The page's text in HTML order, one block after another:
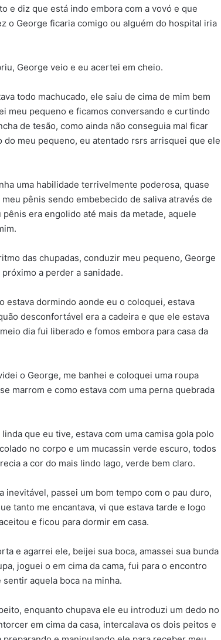
e diz que está indo embora com a vovó e que
o George ficaria comigo ou alguém do hospital iria
George veio e eu acertei em cheio.
todo machucado, ele saiu de cima de mim bem
meu pequeno e ficamos conversando e curtindo
de tesão, como ainda não conseguia mal ficar
do meu pequeno, eu atentado rsrs arrisquei que ele
uma habilidade terrivelmente poderosa, quase
pênis sendo embebecido de saliva através de
era engolido até mais da metade, aquele
das chupadas, conduzir meu pequeno, George
a perder a sanidade.
estava dormindo aonde eu o coloquei, estava
desconfortável era a cadeira e que ele estava
dia fui liberado e fomos embora para casa da
o George, me banhei e coloquei uma roupa
marrom e como estava com uma perna quebrada
que eu tive, estava com uma camisa gola polo
no corpo e um mucassin verde escuro, todos
a cor do mais lindo lago, verde bem claro.
passei um bom tempo com o pau duro,
tanto me encantava, vi que estava tarde e logo
e ficou para dormir em casa.
e agarrei ele, beijei sua boca, amassei sua bunda
joguei o em cima da cama, fui para o encontro
aquela boca na minha.
enquanto chupava ele eu introduzi um dedo no
em cima da casa, intercalava os dois peitos e